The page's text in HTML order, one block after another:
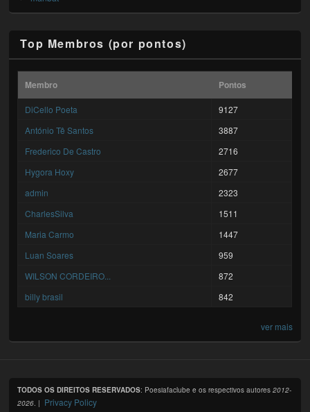
Top Membros (por pontos)
Membro Pontos
DiCello Poeta
9127
António Tê Santos
3887
Frederico De Castro
2716
Hygora Hoxy
2677
admin
2323
CharlesSilva
1511
Maria Carmo
1447
Luan Soares
959
WILSON CORDEIRO...
872
billy brasil
842
ver mais
TODOS OS DIREITOS RESERVADOS: Poesiafaclube e os respectivos autores2012-
2026 . | Privacy Policy